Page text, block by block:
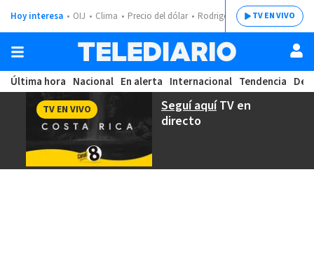
Hoy interesa OIJ Clima Precio del dólar Rodrigo ChavesTV EN VIVO
Última hora Nacional En alerta Internacional Tendencia
Seguí aquíTV en
directo
TV EN VIVO